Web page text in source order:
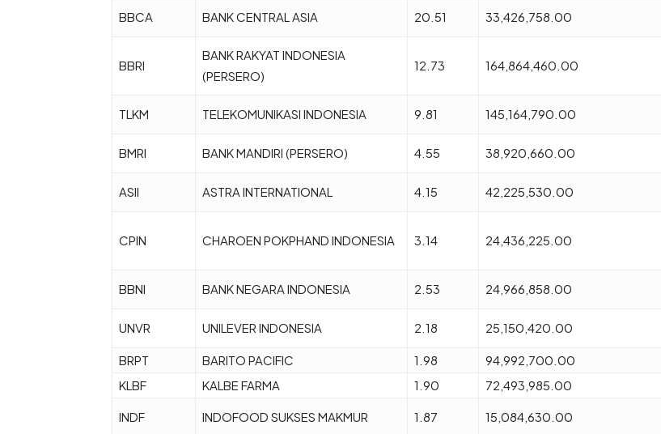
BBCA BANK CENTRAL ASIA 20.51 33,426,758.00
BBRI
BANK RAKYAT INDONESIA
(PERSERO)
12.73 164,864,460.00
TLKM TELEKOMUNIKASI INDONESIA 9.81 145,164,790.00
BMRI BANK MANDIRI (PERSERO) 4.55 38,920,660.00
ASII ASTRA INTERNATIONAL 4.15 42,225,530.00
CPIN CHAROEN POKPHAND INDONESIA 3.14 24,436,225.00
BBNI BANK NEGARA INDONESIA 2.53 24,966,858.00
UNVR UNILEVER INDONESIA 2.18 25,150,420.00
BRPT BARITO PACIFIC 1.98
94,992,700.00
KLBF
KALBE FARMA 1.90 72,493,985.00
INDF INDOFOOD SUKSES MAKMUR 1.87 15,084,630.00